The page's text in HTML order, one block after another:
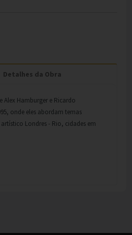
Detalhes da Obra
Alex Hamburger e Ricardo
onde eles abordam temas
Londres - Rio, cidades em